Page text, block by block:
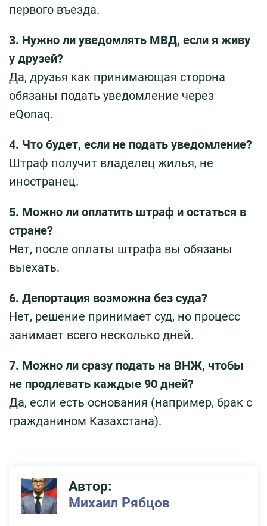
первого въезда.
3. Нужно ли уведомлять МВД, если я живу
у друзей?
Да, друзья как принимающая сторона
обязаны подать уведомление через
eQonaq.
4. Что будет, если не подать уведомление?
Штраф получит владелец жилья, не
иностранец.
5. Можно ли оплатить штраф и остаться в
стране?
Нет, после оплаты штрафа вы обязаны
выехать.
6. Депортация возможна без суда?
Нет, решение принимает суд, но процесс
занимает всего несколько дней.
7. Можно ли сразу подать на ВНЖ, чтобы
не продлевать каждые 90 дней?
Да, если есть основания (например, брак с
гражданином Казахстана).
Автор:
Михаил Рябцов